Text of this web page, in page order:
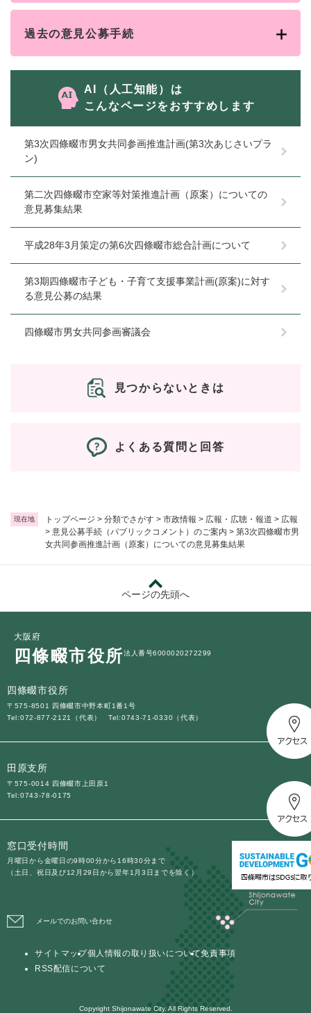
現在地 トップページ > 分類でさがす > 市政情報 > 広報・広聴・報道 > 広報
> 意見公募手続（パブリックコメント）のご案内 > 第3次四條畷市男
女共同参画推進計画（原案）についての意見募集結果
過去の意見公募手続
AI（人工知能）は
こんなページをおすすめします
第3次四條畷市男女共同参画推進計画(第3次あじさいプラ
ン)
第二次四條畷市空家等対策推進計画（原案）についての
意見募集結果
平成28年3月策定の第6次四條畷市総合計画について
第3期四條畷市子ども・子育て支援事業計画(原案)に対す
る意見公募の結果
四條畷市男女共同参画審議会
見つからないときは
よくある質問と回答
ページの先頭へ
大阪府
四條畷市役所法人番号6000020272299
四條畷市役所
〒575-8501 四條畷市中野本町1番1号
Tel:072-877-2121（代表）
Tel:0743-71-0330（代表）
田原支所
〒575-0014 四條畷市上田原1
Tel:0743-78-0175
窓口受付時間
月曜日から金曜日の9時00分から16時30分まで
（土日、祝日及び12月29日から翌年1月3日までを除く）
メールでのお問い合わせ
サイトマップ個人情報の取り扱いについて免責事項
RSS配信について
Copyright Shijonawate City. All Rights Reserved.